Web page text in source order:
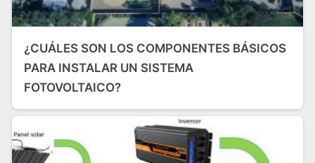
¿CUÁLES SON LOS COMPONENTES BÁSICOS
PARA INSTALAR UN SISTEMA
FOTOVOLTAICO?